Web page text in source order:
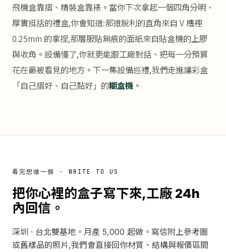
飛機盒靠摺、精裝盒靠裱。當你下次拿起一個四角分明、
厚實挺括的禮盒,你會知道:那道銳利的直角來自 V 槽裡
0.25mm 的拿捏,那層服貼無痕的面紙來自貼盒機的上膠
與收角。設備懂了,你就更能跟工廠對話、把每一分預算
花在最被看見的地方。下一集設備巡禮,我們走進讓彩盒
「自己摺好、自己黏好」的糊盒機 。
看完想做一個 · WRITE TO US
把你心裡的盒子寫下來,工廠 24h
內回信。
深圳 · 台北雙基地。月產 5,000 起做。寫信附上參考圖
或舊樣品的照片,我們會直接回你材質、結構與報價區間